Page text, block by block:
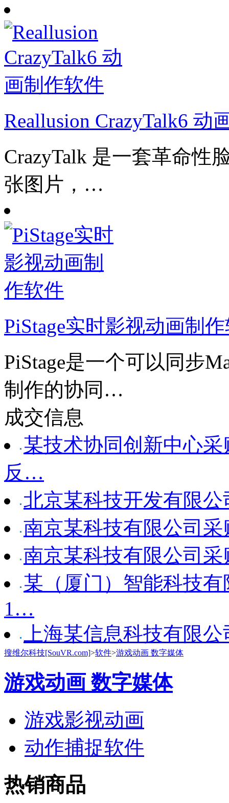
Reallusion CrazyTalk6 动
CrazyTalk 是一套革命性
张图片，…
PiStage实时影视动画制
PiStage是一个可以同步
制作的协同…
成交信息
某技术协同创新中心采
反…
北京某科技开发有限
南京某科技有限公司采
南京某科技有限公司采
某（厦门）智能科技
1…
上海某信息科技有限
搜维尔科技[SouVR.com]>软件>游戏动画 数字媒体
游戏动画 数字媒体
游戏影视动画
动作捕捉软件
热销商品